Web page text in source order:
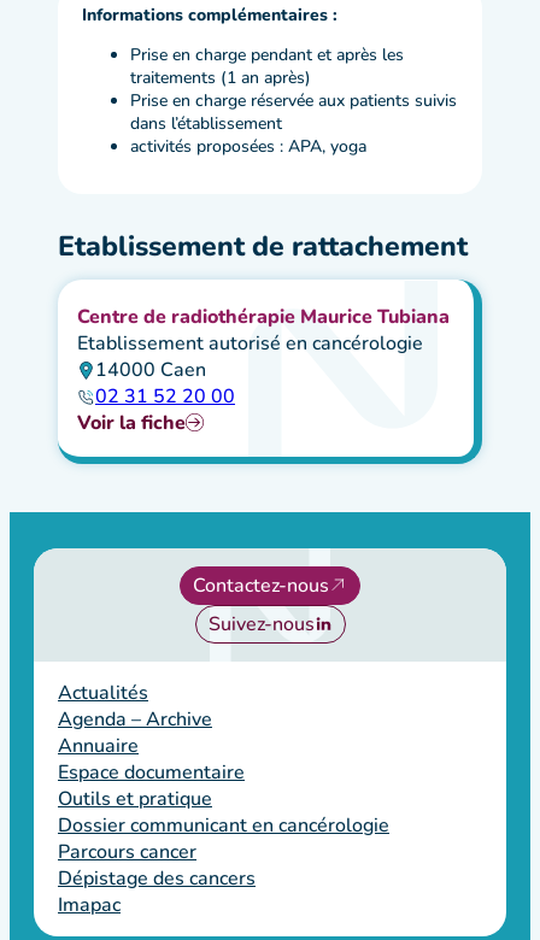
Informations complémentaires :
Prise en charge pendant et après les
traitements (1 an après)
Prise en charge réservée aux patients suivis
dans l’établissement
activités proposées : APA, yoga
Etablissement de rattachement
Centre de radiothérapie Maurice Tubiana
Etablissement autorisé en cancérologie
14000 Caen
02 31 52 20 00
Voir la fiche
Contactez-nous
Suivez-nous
Actualités
Agenda – Archive
Annuaire
Espace documentaire
Outils et pratique
Dossier communicant en cancérologie
Parcours cancer
Dépistage des cancers
Imapac